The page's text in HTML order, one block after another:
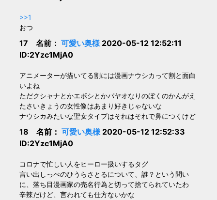
>>1
おつ
17 名前： 可愛い奥様2020-05-12 12:52:11
ID:2Yzc1MjA0
アニメーターが描いてる割には漫画ナウシカって割と面白
いよね
ただクシャナとかエボシとかパヤオなりのぼくのかんがえ
たさいきょうの女性像はあまり好きじゃないな
ナウシカみたいな聖女タイプはそれはそれで鼻につくけど
18 名前： 可愛い奥様2020-05-12 12:52:33
ID:2Yzc1MjA0
コロナで忙しい人をヒーロー扱いするタグ
言い出しっぺのひうらさとるについて、誰？という問い
に、落ち目漫画家の売名行為と切って捨てられていたわ
辛辣だけど、言われても仕方ないかな